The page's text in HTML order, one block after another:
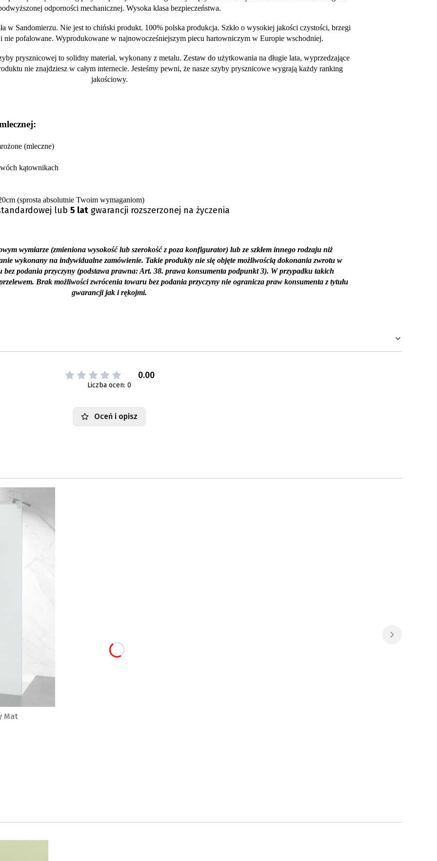
odporności mechanicznej. Wysoka klasa bezpieczeństwa.
w Sandomierzu. Nie jest to chiński produkt. 100% polska produkcja. Szkło o wysokiej jakości czystości, brzegi
nie pofalowane. Wyprodukowane w najnowocześniejszym piecu hartowniczym w Europie wschodniej.
prysznicowej to solidny materiał, wykonany z metalu. Zestaw do użytkowania na długie lata, wyprzedzające
nie znajdziesz w całym internecie. Jesteśmy pewni, że nasze szyby prysznicowe wygrają każdy ranking
jakościowy.
(mleczne)
kątownikach
(sprosta absolutnie Twoim wymaganiom)
lub 5 latgwarancji rozszerzonej na życzenia
wymiarze (zmieniona wysokość lub szerokość z poza konfigurator) lub ze szkłem innego rodzaju niż
wykonany na indywidualne zamówienie. Takie produkty nie się objęte możliwością dokonania zwrotu w
podania przyczyny (podstawa prawna: Art. 38. prawa konsumenta podpunkt 3). W przypadku takich
Brak możliwości zwrócenia towaru bez podania przyczyny nie ogranicza praw konsumenta z tytułu
gwarancji jak i rękojmi.
0.00
Liczba ocen: 0
Oceń i opisz
Mat